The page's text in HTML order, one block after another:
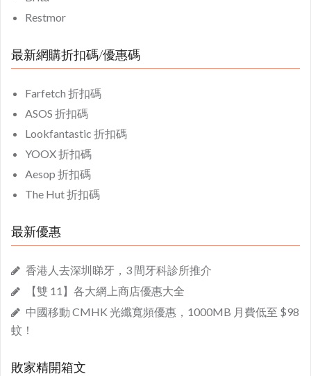
Restmor
最新網購折扣碼/優惠碼
Farfetch 折扣碼
ASOS 折扣碼
Lookfantastic 折扣碼
YOOX 折扣碼
Aesop 折扣碼
The Hut 折扣碼
最新優惠
香港人去深圳睇牙，3 間牙科診所推介
【雙 11】各大網上商店優惠大全
中國移動 CMHK 光纖寬頻優惠，1000MB 月費低至 $98
蚊！
敗家精開箱文